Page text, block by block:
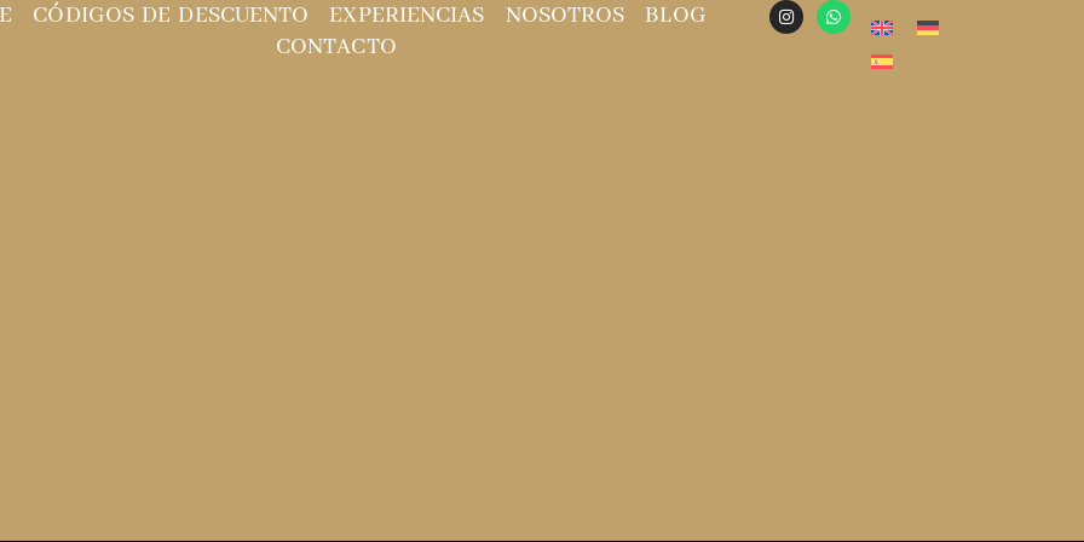
CÓDIGOS DE DESCUENTO EXPERIENCIAS NOSOTROS
BLOG
CONTACTO